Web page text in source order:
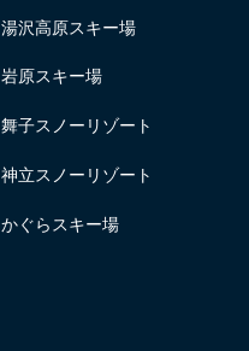
湯沢高原スキー場
岩原スキー場
舞子スノーリゾート
神立スノーリゾート
かぐらスキー場